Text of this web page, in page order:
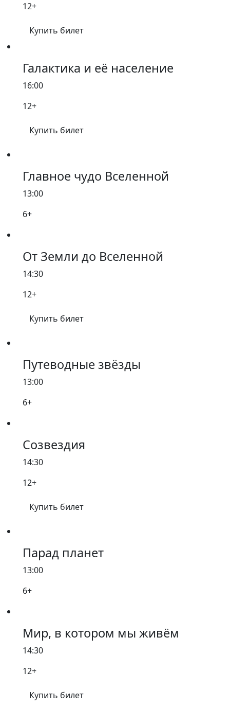
12+
Купить билет
Галактика и её население
16:00
12+
Купить билет
Главное чудо Вселенной
13:00
6+
От Земли до Вселенной
14:30
12+
Купить билет
Путеводные звёзды
13:00
6+
Созвездия
14:30
12+
Купить билет
Парад планет
13:00
6+
Мир, в котором мы живём
14:30
12+
Купить билет